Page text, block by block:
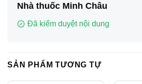
Nhà thuốc Minh Châu
Đã kiểm duyệt nội dung
SẢN PHẨM TƯƠNG TỰ